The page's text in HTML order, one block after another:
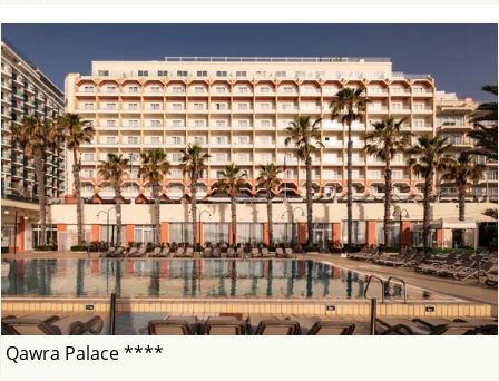
Qawra Palace ****